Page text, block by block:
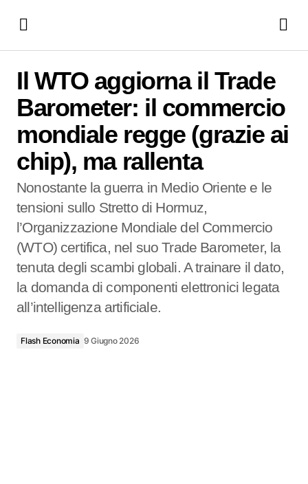
regge (grazie ai chip), ma rallenta
Il WTO aggiorna il Trade
Barometer: il commercio
mondiale regge (grazie ai
chip), ma rallenta
Nonostante la guerra in Medio Oriente e le
tensioni sullo Stretto di Hormuz,
l’Organizzazione Mondiale del Commercio
(WTO) certifica, nel suo Trade Barometer, la
tenuta degli scambi globali. A trainare il dato,
la domanda di componenti elettronici legata
all’intelligenza artificiale.
Flash Economia 9 Giugno 2026